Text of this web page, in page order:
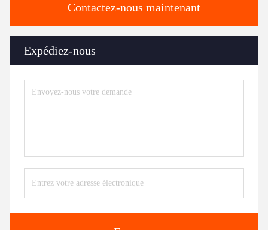
Contactez-nous maintenant
Expédiez-nous